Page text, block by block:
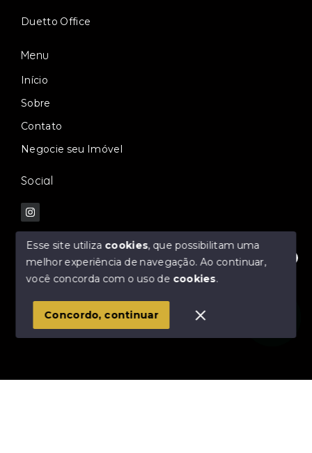
Fale com nossos especialistas!
Duetto Office
Menu
Início
Sobre
Contato
Negocie seu Imóvel
Social
© Copyright 2026 - Mello & Oliveira Negócios
SITE PARA IMOBILIARIA
Esse site utiliza cookies, que possibilitam uma
melhor experiência de navegação.Ao continuar,
você concorda com o uso de cookies.
Concordo, continuar